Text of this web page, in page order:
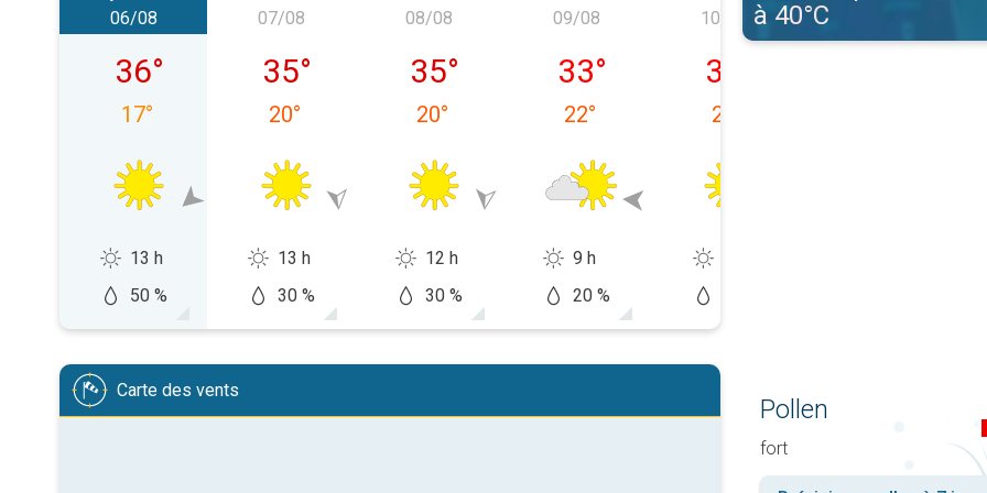
jeudi 06/08
06/08
36°
17°
13 h
50 %
vendredi 07/08
07/08
35°
20°
13 h
30 %
samedi 08/08
08/08
35°
20°
12 h
30 %
dimanche 09/08
09/08
33°
22°
9 h
20 %
lundi 10/08
10/08
33
21
à 40°C
Carte des vents
Pollen
fort